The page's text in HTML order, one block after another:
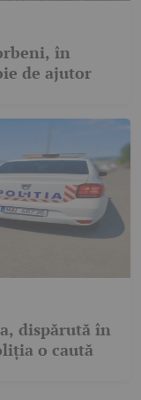
în
de ajutor
dispărută în
o caută